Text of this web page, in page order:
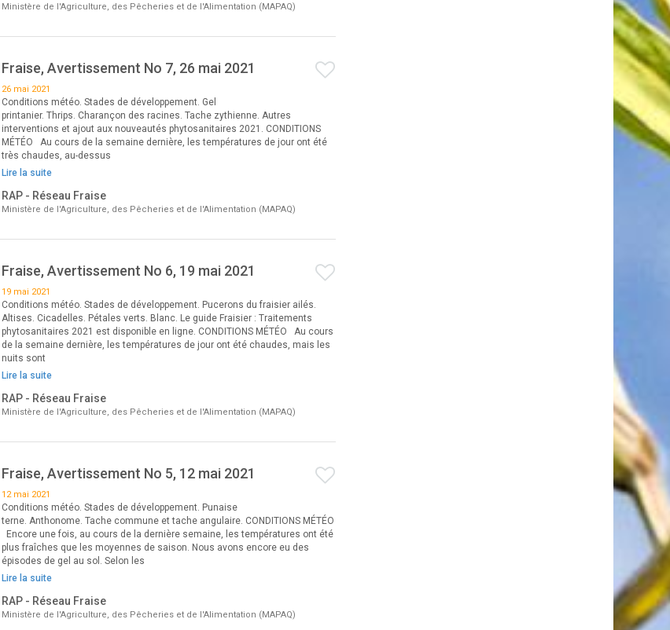
Ministère de l'Agriculture, des Pêcheries et de l'Alimentation (MAPAQ)
Fraise, Avertissement No 7, 26 mai 2021
26 mai 2021
Conditions météo. Stades de développement. Gel
printanier. Thrips. Charançon des racines. Tache zythienne. Autres
interventions et ajout aux nouveautés phytosanitaires 2021. CONDITIONS
MÉTÉO Au cours de la semaine dernière, les températures de jour ont été
très chaudes, au-dessus
Lire la suite
RAP - Réseau Fraise
Ministère de l'Agriculture, des Pêcheries et de l'Alimentation (MAPAQ)
Fraise, Avertissement No 6, 19 mai 2021
19 mai 2021
Conditions météo. Stades de développement. Pucerons du fraisier ailés.
Altises. Cicadelles. Pétales verts. Blanc. Le guide Fraisier : Traitements
phytosanitaires 2021 est disponible en ligne. CONDITIONS MÉTÉO Au cours
de la semaine dernière, les températures de jour ont été chaudes, mais les
nuits sont
Lire la suite
RAP - Réseau Fraise
Ministère de l'Agriculture, des Pêcheries et de l'Alimentation (MAPAQ)
Fraise, Avertissement No 5, 12 mai 2021
12 mai 2021
Conditions météo. Stades de développement. Punaise
terne. Anthonome. Tache commune et tache angulaire. CONDITIONS MÉTÉO
Encore une fois, au cours de la dernière semaine, les températures ont été
plus fraîches que les moyennes de saison. Nous avons encore eu des
épisodes de gel au sol. Selon les
Lire la suite
RAP - Réseau Fraise
Ministère de l'Agriculture, des Pêcheries et de l'Alimentation (MAPAQ)